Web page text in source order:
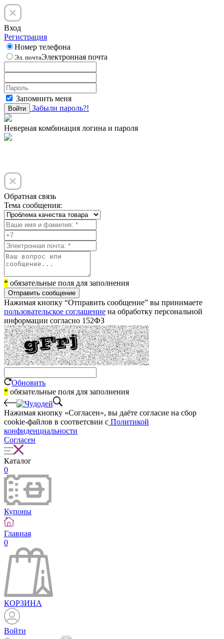
Вход
Регистрация
Номер телефона
Эл. почтаЭлектронная почта
Запомнить меня
Войти Забыли пароль?!
Неверная комбинация логина и пароля
Обратная связь
Тема сообщения:
* обязательные поля для заполнения
Отправить сообщение
Нажимая кнопку “Отправить сообщение” вы принимаете
пользовательское соглашение на обработку персональной
информации согласно 152ФЗ
Обновить
* обязательные поля для заполнения
Нажимая кнопку «Согласен», вы даёте cогласие на сбор
cookie-файлов в соответсвии с Политикой
конфиденциальности
Согласен
Каталог
0
Купоны
Главная
0
КОРЗИНА
Войти